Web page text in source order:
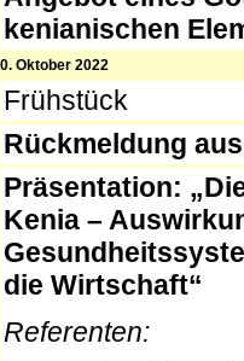
kenianischen
Oktober 2022
Frühstück
Rückmeldung
Präsentation:
Kenia –
die Wirtschaft“
Referenten: